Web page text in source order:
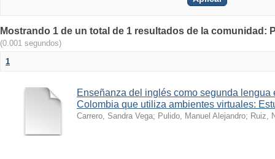
Mostrando 1 de un total de 1 resultados de la comunidad:
(0.001 segundos)
1
Enseñanza del inglés como segunda lengua
Colombia que utiliza ambientes virtuales:
Carrero, Sandra Vega; Pulido, Manuel Alejandro; Ruiz,